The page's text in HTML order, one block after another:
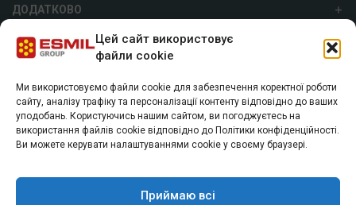
Цей сайт використовує
файли cookie
Ми використовуємо файли cookie для забезпечення коректної роботи
сайту, аналізу трафіку та персоналізації контенту відповідно до ваших
уподобань. Користуючись нашим сайтом, ви погоджуєтесь на
використання файлів cookie відповідно до Політики конфіденційності.
Ви можете керувати налаштуваннями cookie у своєму браузері.
Приймаю всі
ДОДАТКОВО
ПРО НАС
ГРУПА ESMIL
а/с 7055, м. Харків, 61072
+38 (057) 74 40 800